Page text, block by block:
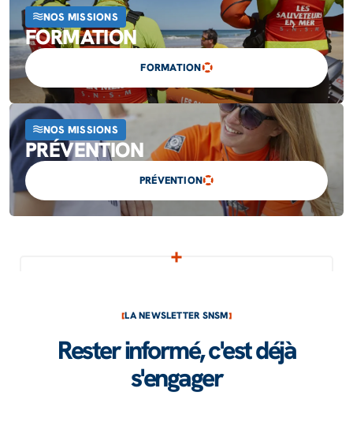
NOS MISSIONS
FORMATION
FORMATION
NOS MISSIONS
PRÉVENTION
PRÉVENTION
LA NEWSLETTER SNSM
Rester informé, c'est déjà
s'engager